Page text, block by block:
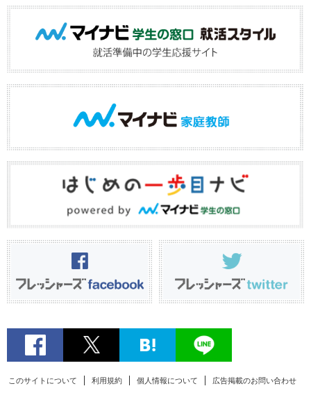
このサイトについて 利用規約 個人情報について 広告掲載のお問い合わせ